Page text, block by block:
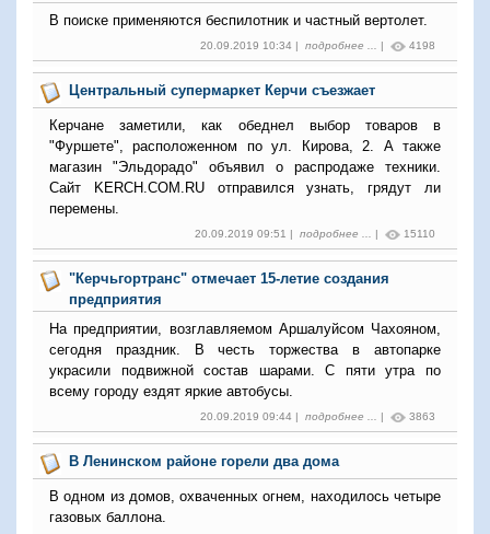
В поиске применяются беспилотник и частный вертолет.
20.09.2019 10:34 | подробнее ... | 4198
Центральный супермаркет Керчи съезжает
Керчане заметили, как обеднел выбор товаров в
"Фуршете", расположенном по ул. Кирова, 2. А также
магазин "Эльдорадо" объявил о распродаже техники.
Сайт KERCH.COM.RU отправился узнать, грядут ли
перемены.
20.09.2019 09:51 | подробнее ... | 15110
"Керчьгортранс" отмечает 15-летие создания
предприятия
На предприятии, возглавляемом Аршалуйсом Чахояном,
сегодня праздник. В честь торжества в автопарке
украсили подвижной состав шарами. С пяти утра по
всему городу ездят яркие автобусы.
20.09.2019 09:44 | подробнее ... | 3863
В Ленинском районе горели два дома
В одном из домов, охваченных огнем, находилось четыре
газовых баллона.